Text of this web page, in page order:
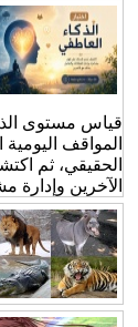
قياس مستوى
المواقف
الحقيقي، ثم
الآخرين وإدارة